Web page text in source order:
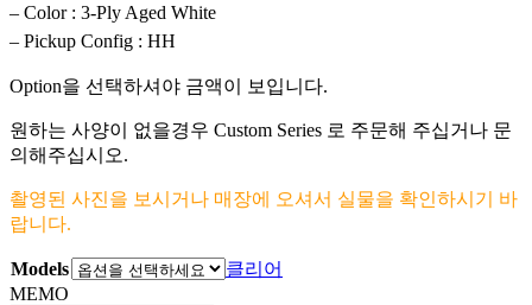
– Color : 3-Ply Aged White
– Pickup Config : HH
Option을 선택하셔야 금액이 보입니다.
원하는 사양이 없을경우 Custom Series 로 주문해 주십거나 문
의해주십시오.
촬영된 사진을 보시거나 매장에 오셔서 실물을 확인하시기 바
랍니다.
Models
클리어
MEMO